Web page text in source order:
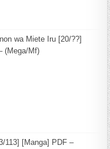
wa Miete Iru [20/??]
(Mega/Mf)
113] [Manga] PDF –